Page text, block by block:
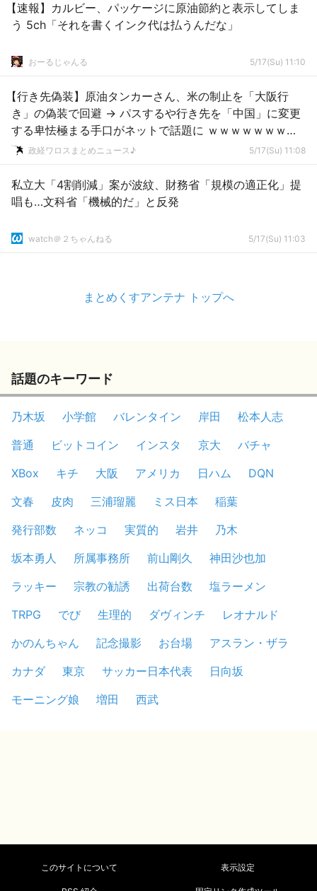
【速報】カルビー、パッケージに原油節約と表示してしま
う 5ch「それを書くインク代は払うんだな」
おーるじゃんる 5/17(Su) 11:10
【行き先偽装】原油タンカーさん、米の制止を「大阪行
き」の偽装で回避 → パスするや行き先を「中国」に変更
する卑怯極まる手口がネットで話題に ｗｗｗｗｗｗｗｗ
ｗｗｗｗｗ
政経ワロスまとめニュース♪ 5/17(Su) 11:08
私立大「4割削減」案が波紋、財務省「規模の適正化」提
唱も…文科省「機械的だ」と反発
watch＠２ちゃんねる 5/17(Su) 11:03
まとめくすアンテナ トップへ
話題のキーワード
乃木坂 小学館 バレンタイン 岸田
松本人志
普通
ビットコイン インスタ 京大
バチャ
XBox
キチ 大阪 アメリカ 日ハム
DQN
文春
皮肉 三浦瑠麗 ミス日本
稲葉
発行部数
ネッコ 実質的 岩井
乃木
坂本勇人
所属事務所 前山剛久
神田沙也加
ラッキー
宗教の勧誘 出荷台数
塩ラーメン
TRPG
でび 生理的 ダヴィンチ
レオナルド
かのんちゃん
記念撮影 お台場
アスラン・ザラ
カナダ
東京 サッカー日本代表
日向坂
モーニング娘
増田 西武
このサイトについて 表示設定